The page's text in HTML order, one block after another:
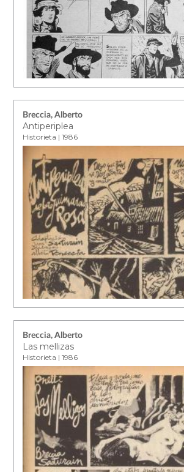
Breccia, Alberto
Antiperiplea
Historieta | 1986
Breccia, Alberto
Las mellizas
Historieta | 1986